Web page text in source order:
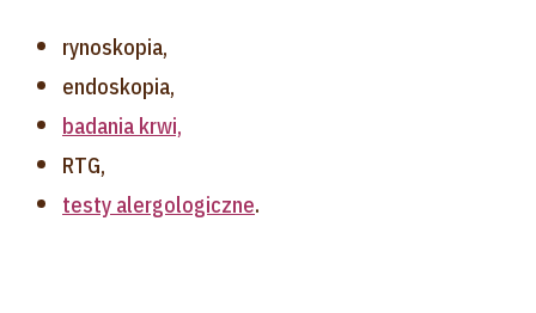
rynoskopia,
endoskopia,
badania krwi,
RTG,
testy alergologiczne.